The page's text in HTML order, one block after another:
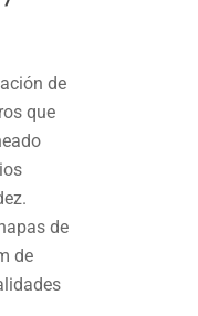
de
que
de
de